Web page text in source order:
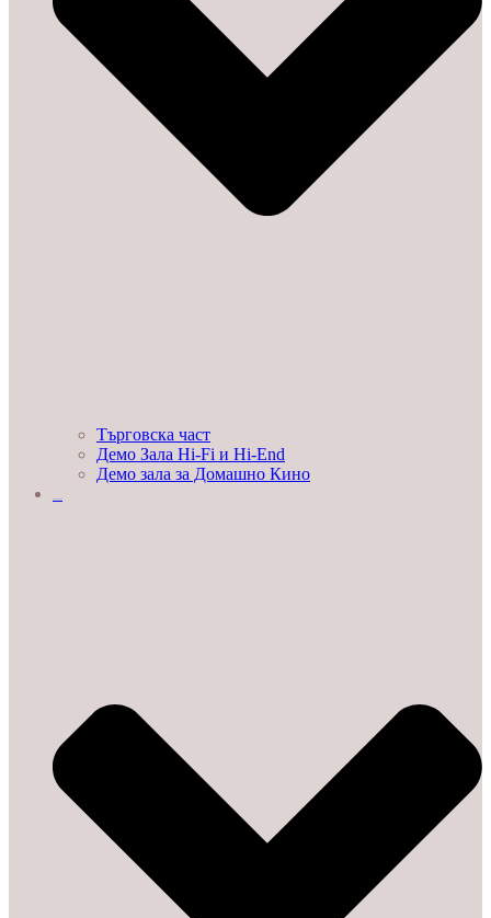
Търговска част
Демо Зала Hi-Fi и Hi-End
Демо зала за Домашно Кино